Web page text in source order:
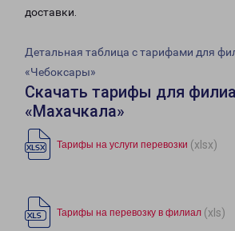
доставки.
Детальная таблица с тарифами для
«Чебоксары»
Скачать тарифы для
«Махачкала»
Тарифы на услуги перевозки (xlsx)
Тарифы на перевозку в филиал (xls)